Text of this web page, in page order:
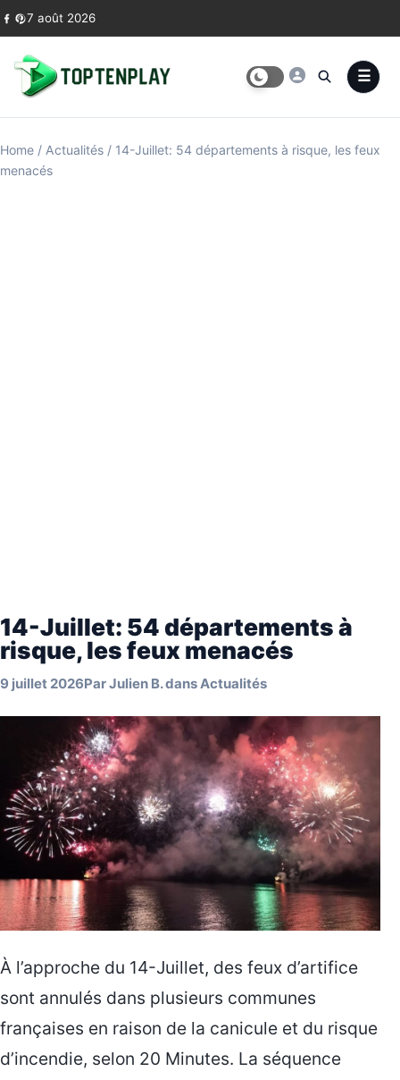
Skip to content
7 août 2026
Home / Actualités / 14-Juillet: 54 départements à risque, les feux
menacés
14-Juillet: 54 départements à
risque, les feux menacés
9 juillet 2026ParJulien B.dansActualités
À l’approche du 14-Juillet, des feux d’artifice
sont annulés dans plusieurs communes
françaises en raison de la canicule et du risque
d’incendie, selon 20 Minutes. La séquence